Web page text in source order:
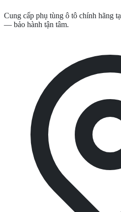
Cung cấp phụ tùng ô tô chính hãng
— bảo hành tận tâm.